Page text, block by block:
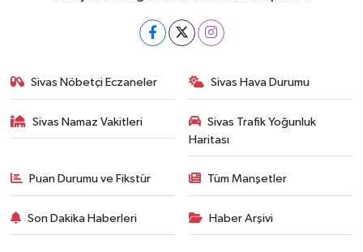
Sivas Nöbetçi Eczaneler Sivas Hava Durumu
Sivas Namaz Vakitleri
Sivas Trafik Yoğunluk
Haritası
Puan Durumu ve Fikstür Tüm Manşetler
Son Dakika Haberleri Haber Arşivi